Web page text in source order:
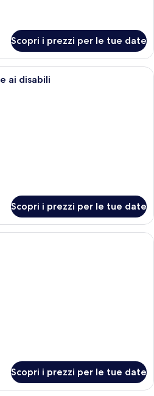
Scopri i prezzi per le tue date
Una camera da letto moderna con
ai disabili
Scopri i prezzi per le tue date
Una camera da letto moderna con
Scopri i prezzi per le tue date